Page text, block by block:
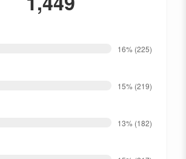
16% (225)
15% (219)
13% (182)